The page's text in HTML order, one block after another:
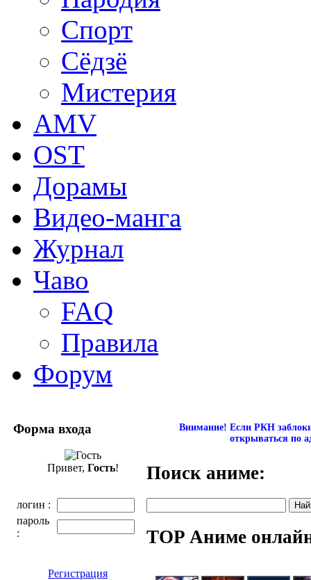
Спорт
Сёдзё
Мистерия
AMV
OST
Дорамы
Видео-манга
Журнал
Чаво
FAQ
Правила
Форум
Форма входа
Привет, Гость!
логин :
пароль
:
Регистрация
Внимание! Если РКН
открываться по
Поиск аниме:
TOP Аниме